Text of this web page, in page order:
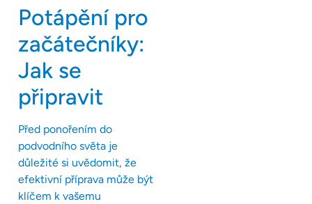
Potápění pro
začátečníky:
Jak se
připravit
Před ponořením do
podvodního světa je
důležité si uvědomit, že
efektivní příprava může být
klíčem k vašemu